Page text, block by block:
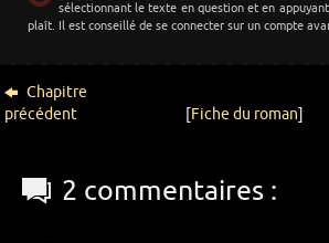
sélectionnant le texte en question et en
plaît. Il est conseillé de se connecter sur un compte
Chapitre
précédent
[Fiche du roman]
2 commentaires :